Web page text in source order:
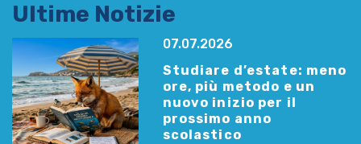
Ultime Notizie
07.07.2026
Studiare d’estate: meno
ore, più metodo e un
nuovo inizio per il
prossimo anno
scolastico